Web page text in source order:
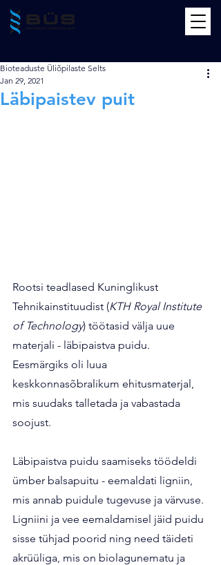
Läbipaistev puit
Bioteaduste Üliõpilaste Selts
Jan 29, 2021
Rootsi teadlased Kuninglikust
Tehnikainstituudist (KTH Royal Institute
of Technology) töötasid välja uue
materjali - läbipaistva puidu.
Eesmärgiks oli luua
keskkonnasõbralikum ehitusmaterjal,
mis suudaks talletada ja vabastada
soojust.
Läbipaistva puidu saamiseks töödeldi
ümber balsapuitu - eemaldati ligniin,
mis annab puidule tugevuse ja värvuse.
Ligniini ja vee eemaldamisel jäid puidu
sisse tühjad poorid ning need täideti
akrüüliga, mis on biolagunematu ja